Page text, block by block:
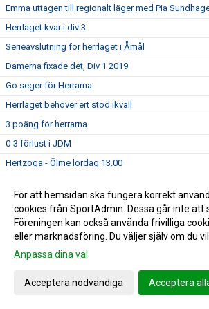
Emma uttagen till regionalt läger med Pia
Herrlaget kvar i div 3
Serieavslutning för herrlaget i Åmål
Damerna fixade det, Div 1 2019
Go seger för Herrarna
Herrlaget behöver ert stöd ikväll
3 poäng för herrarna
0-3 förlust i JDM
Hertzöga - Ölme lördag 13.00
Adolfsberg - Hertzöga 1-3
Daves grabbar åker till Adolfsberg
JDM-final för våra tjejer
Ödesmatch för herrlaget
Pontus Johansson och Maria Busk inspirerar
För att hemsidan ska fungera korrekt
cookies från SportAdmin. Dessa går inte att
Föreningen kan också använda frivilliga
eller marknadsföring. Du väljer själv om du
Anpassa dina val
Acceptera nödvändiga Acceptera